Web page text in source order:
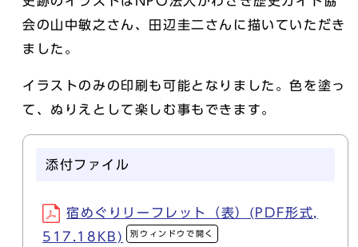
会の山中敏之さん、田辺圭二さんに描いていただき
ました。
イラストのみの印刷も可能となりました。色を塗っ
て、ぬりえとして楽しむ事もできます。
添付ファイル
宿めぐりリーフレット（表）(PDF形式,
517.18KB)
別ウィンドウで開く